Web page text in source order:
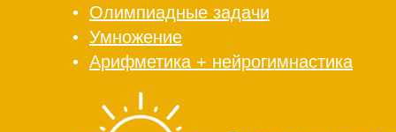
• Олимпиадные задачи
• Умножение
• Арифметика + нейрогимнастика